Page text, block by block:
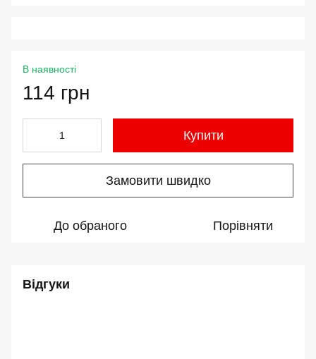
В наявності
114 грн
Купити
Замовити швидко
До обраного Порівняти
Відгуки